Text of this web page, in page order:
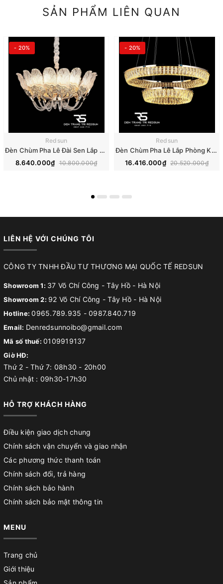
SẢN PHẨM LIÊN QUAN
- 20%
Redsun
Đèn Chùm Pha Lê Đài Sen Lắp Phòng Khách, Phòng Ăn, Khách Sạn, Nhà Hàng Phong Cách Bắc Âu Hiện Đại DCP-018
8.640.000₫ 10.800.000₫
- 20%
Redsun
Đèn Chùm Pha Lê Lắp Phòng Khách, Phòng Ăn, Khách Sạn, Nhà Hàng Phong Cách Bắc Âu Hiện Đại DCP-019
16.416.000₫ 20.520.000₫
LIÊN HỆ VỚI CHÚNG TÔI
CÔNG TY TNHH ĐẦU TƯ THƯƠNG MẠI QUỐC TẾ REDSUN
Showroom 1: 37 Võ Chí Công - Tây Hồ - Hà Nội
Showroom 2: 92 Võ Chí Công - Tây Hồ - Hà Nội
Hotline:0965.789.935 - 0987.840.719
Email: Denredsunnoibo@gmail.com
Mã số thuế: 0109919137
Giờ HĐ:
Thứ 2 - Thứ 7: 08h30 - 20h00
Chủ nhật : 09h30-17h30
HỖ TRỢ KHÁCH HÀNG
Điều kiện giao dịch chung
Chính sách vận chuyển và giao nhận
Các phương thức thanh toán
Chính sách đổi, trả hàng
Chính sách bảo hành
Chính sách bảo mật thông tin
MENU
Trang chủ
Giới thiệu